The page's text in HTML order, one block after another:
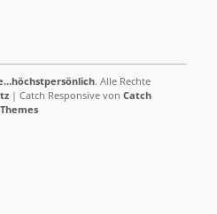
. Alle Rechte
| Catch Responsive von Catch
Themes